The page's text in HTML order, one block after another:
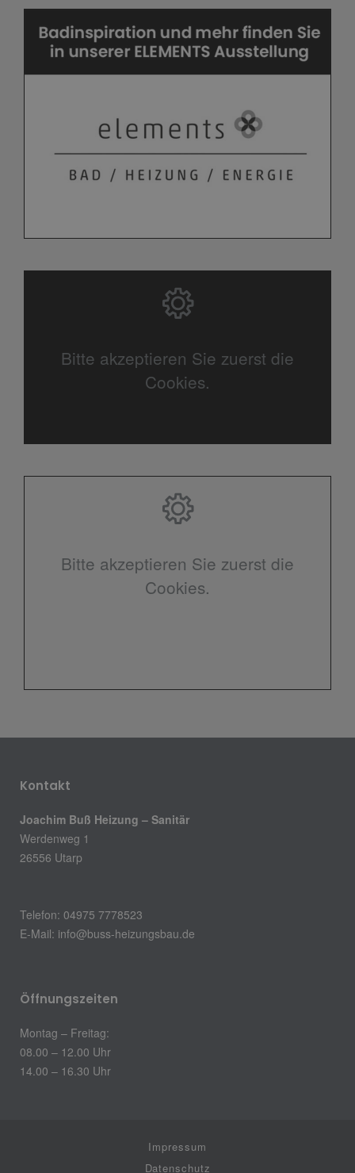
Bitte akzeptieren Sie zuerst die
Cookies.
Bitte akzeptieren Sie zuerst die
Cookies.
Kontakt
Joachim Buß Heizung – Sanitär
Werdenweg 1
26556 Utarp
Telefon: 04975 7778523
E-Mail: info@buss-heizungsbau.de
Öffnungszeiten
Montag – Freitag:
08.00 – 12.00 Uhr
14.00 – 16.30 Uhr
Impressum
Datenschutz